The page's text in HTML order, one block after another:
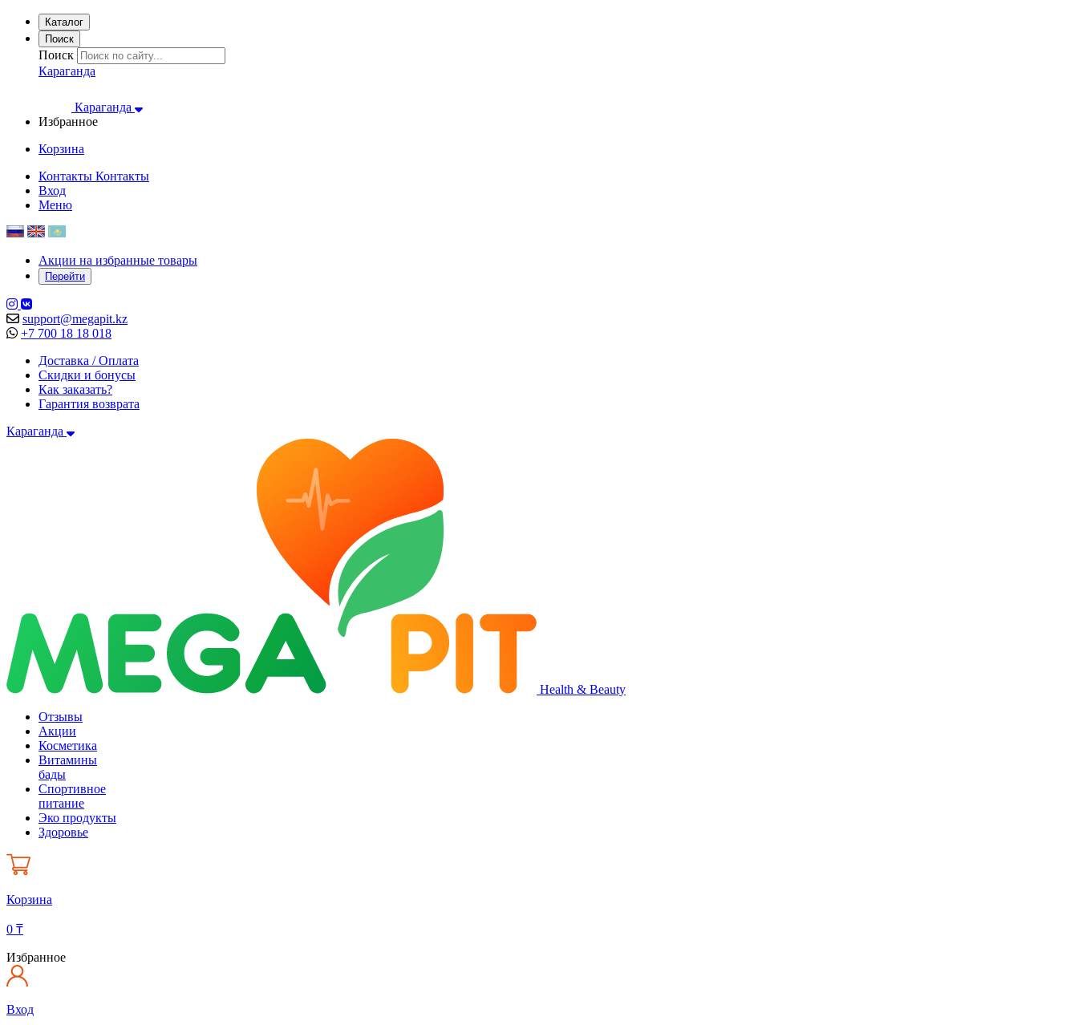
Каталог
Поиск
Поиск
Караганда
Караганда
Избранное
Корзина
Контакты Контакты
Вход
Меню
Акции на избранные товары
Перейти
support@megapit.kz
+7 700 18 18 018
Доставка / Оплата
Скидки и бонусы
Как заказать?
Гарантия возврата
Караганда
Health & Beauty
Отзывы
Акции
Косметика
Витамины
бады
Спортивное
питание
Эко продукты
Здоровье
Корзина
0 ₸
Избранное
Вход